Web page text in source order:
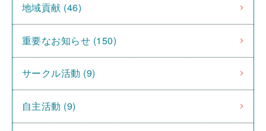
地域貢献 (46)
重要なお知らせ (150)
サークル活動 (9)
自主活動 (9)